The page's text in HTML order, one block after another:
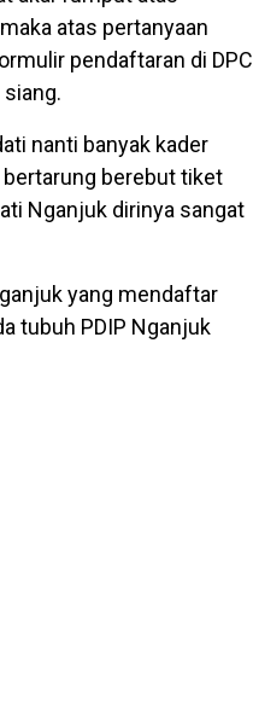
atas pertanyaan
pendaftaran di DPC
nanti banyak kader
berebut tiket
Nganjuk dirinya sangat
yang mendaftar
tubuh PDIP Nganjuk